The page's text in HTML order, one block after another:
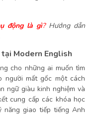
động là gì?Hướng dẫn
Modern English
cho những ai muốn tìm
người mất gốc một cách
ngữ giàu kinh nghiệm và
cung cấp các khóa học
giao tiếp tiếng Anh